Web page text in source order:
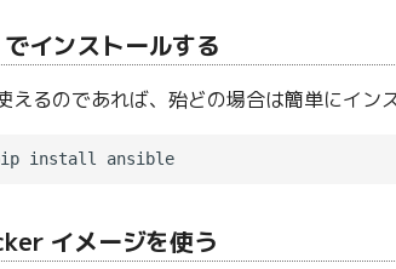
インストールする
えるのであれば、殆どの場合は簡単にイン
pip install ansible
イメージを使う